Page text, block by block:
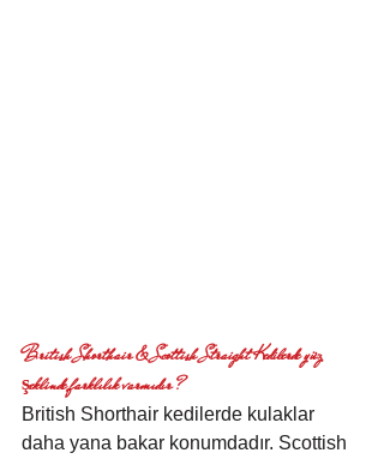
British Shorthair & Scottish Straight Kedilerde yüz
şeklinde farklılık varmıdır ?
British Shorthair kedilerde kulaklar
daha yana bakar konumdadır. Scottish